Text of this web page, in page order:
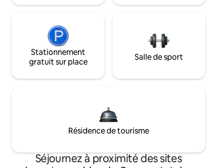
Stationnement
gratuit sur place
Salle de sport
Résidence de tourisme
Séjournez à proximité des sites